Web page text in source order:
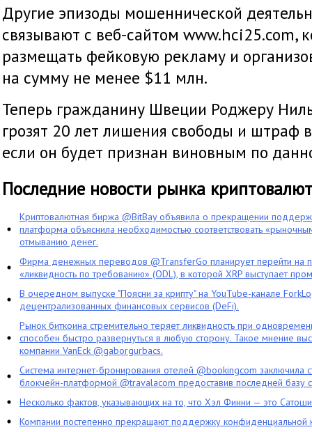
Другие эпизоды мошеннической
связывают с веб-сайтом www.hci25.com,
размещать фейковую рекламу и
на сумму не менее $11 млн.
Теперь гражданину Швеции Роджеру
грозят 20 лет лишения свободы и штраф
если он будет признан виновным по
Последние новости рынка криптовалют
Криптовалютная биржа @BitBay объявила о прекращении
платформа объяснила необходимостью соответствовать
отмыванию денег.
Фирма денежных переводов @TransferGo планирует перейти на
«ликвидность по требованию» (ODL), в которой XRP выступает
В очередном выпуске "Поясни за крипту" на YouTube-канале
децентрализованных финансовых сервисов (DeFi).
Рынок биткоина стремительно теряет ликвидность при
способен быстро развернуться в любую сторону. Такое мнение
компании VanEck @gaborgurbacs.
Система интернет-бронирования отелей @bookingcom заключила
блокчейн-платформой @travalacom предоставив последней базу
Несколько фактов, указывающих на то, что Хэл Финни — это
Компании постепенно прекращают поддержку конфиденциальной